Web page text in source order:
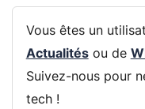
Vous êtes un
Actualitésou de
Suivez-nous pour
tech !